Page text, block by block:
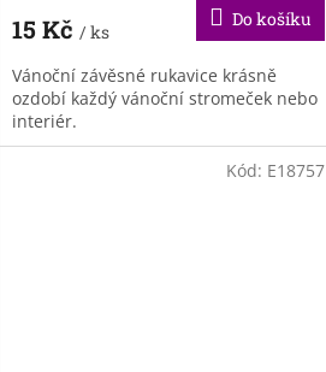
15 Kč / ks
Do košíku
Vánoční závěsné rukavice krásně
ozdobí každý vánoční stromeček nebo
interiér.
Kód: E18757